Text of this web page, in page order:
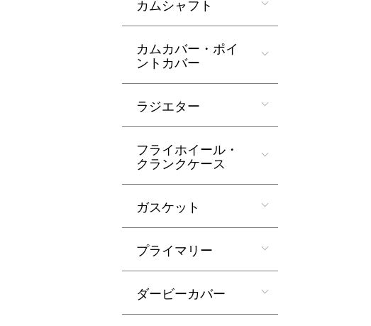
カムシャフト
カムカバー・ポイ
ントカバー
ラジエター
フライホイール・
クランクケース
ガスケット
プライマリー
ダービーカバー